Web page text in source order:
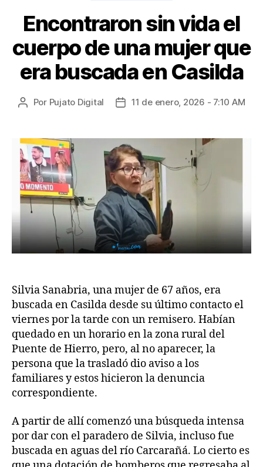
Encontraron sin vida el
cuerpo de una mujer que
era buscada en Casilda
Por Pujato Digital 11 de enero, 2026 - 7:10 AM
Silvia Sanabria, una mujer de 67 años, era
buscada en Casilda desde su último contacto el
viernes por la tarde con un remisero. Habían
quedado en un horario en la zona rural del
Puente de Hierro, pero, al no aparecer, la
persona que la trasladó dio aviso a los
familiares y estos hicieron la denuncia
correspondiente.
A partir de allí comenzó una búsqueda intensa
por dar con el paradero de Silvia, incluso fue
buscada en aguas del río Carcarañá. Lo cierto es